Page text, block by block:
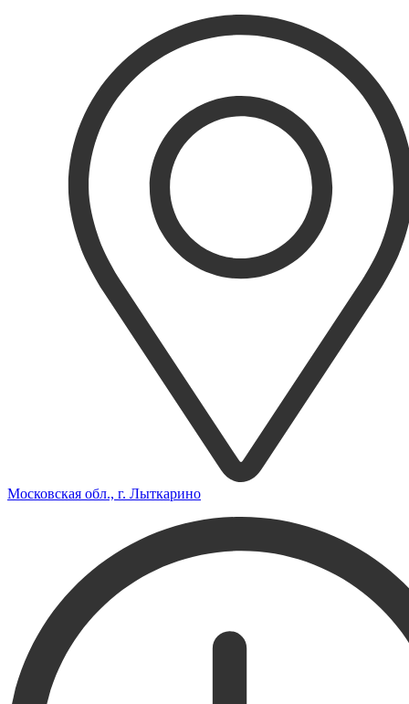
Московская обл., г. Лыткарино